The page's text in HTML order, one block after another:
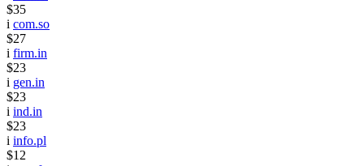
$35
i com.so
$27
i firm.in
$23
i gen.in
$23
i ind.in
$23
i info.pl
$12